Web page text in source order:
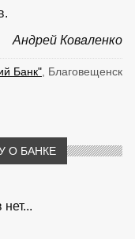
Андрей Коваленко
Банк" , Благовещенск
О БАНКЕ